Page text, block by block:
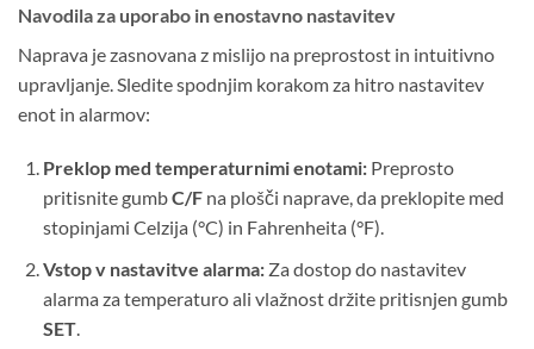
Navodila za uporabo in enostavno nastavitev
Naprava je zasnovana z mislijo na preprostost in intuitivno
upravljanje. Sledite spodnjim korakom za hitro nastavitev
enot in alarmov:
Preklop med temperaturnimi enotami:Preprosto
pritisnite gumbC/Fna plošči naprave, da preklopite med
stopinjami Celzija (°C) in Fahrenheita (°F).
Vstop v nastavitve alarma:Za dostop do nastavitev
alarma za temperaturo ali vlažnost držite pritisnjen gumb
SET.